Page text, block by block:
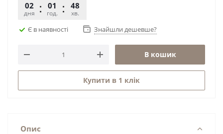
02
дня
01
год.
48
хв.
Є в наявності Знайшли дешевше?
В кошик
Купити в 1 клік
Опис